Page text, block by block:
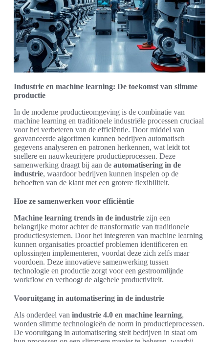
Industrie en machine learning: De toekomst van slimme
productie
In de moderne productieomgeving is de combinatie van
machine learning en traditionele industriële processen cruciaal
voor het verbeteren van de efficiëntie. Door middel van
geavanceerde algoritmen kunnen bedrijven automatisch
gegevens analyseren en patronen herkennen, wat leidt tot
snellere en nauwkeurigere productieprocessen. Deze
samenwerking draagt bij aan de automatisering in de
industrie, waardoor bedrijven kunnen inspelen op de
behoeften van de klant met een grotere flexibiliteit.
Hoe ze samenwerken voor efficiëntie
Machine learning trends in de industrie zijn een
belangrijke motor achter de transformatie van traditionele
productiesystemen. Door het integreren van machine learning
kunnen organisaties proactief problemen identificeren en
oplossingen implementeren, voordat deze zich zelfs maar
voordoen. Deze innovatieve samenwerking tussen
technologie en productie zorgt voor een gestroomlijnde
workflow en verhoogt de algehele productiviteit.
Vooruitgang in automatisering in de industrie
Als onderdeel van industrie 4.0 en machine learning,
worden slimme technologieën de norm in productieprocessen.
De vooruitgang in automatisering stelt bedrijven in staat om